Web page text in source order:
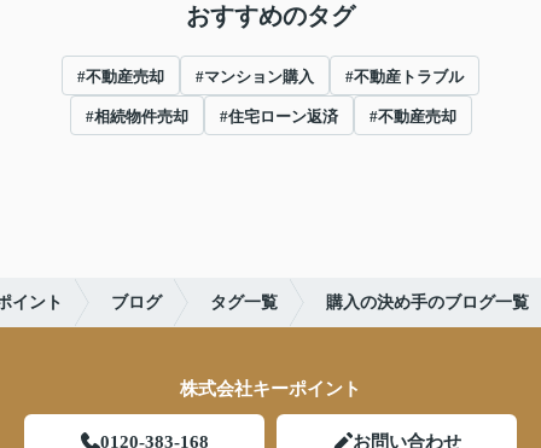
おすすめのタグ
#不動産売却 #マンション購入 #不動産トラブル
#相続物件売却 #住宅ローン返済 #不動産売却
イント ブログ タグ一覧 購入の決め手のブログ一覧
株式会社キーポイント
0120-383-168 お問い合わせ